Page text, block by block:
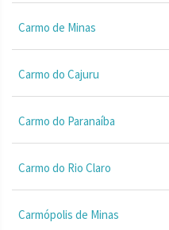
Carmo de Minas
Carmo do Cajuru
Carmo do Paranaíba
Carmo do Rio Claro
Carmópolis de Minas